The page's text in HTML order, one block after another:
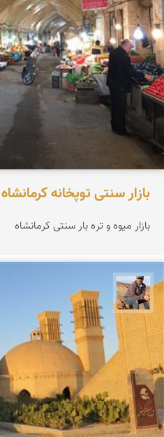
بازار سنتی توپخانه کرمانشاە
بازار میوە و ترە بار سنتی کرمانشاە
جمال زعیمی یزدی